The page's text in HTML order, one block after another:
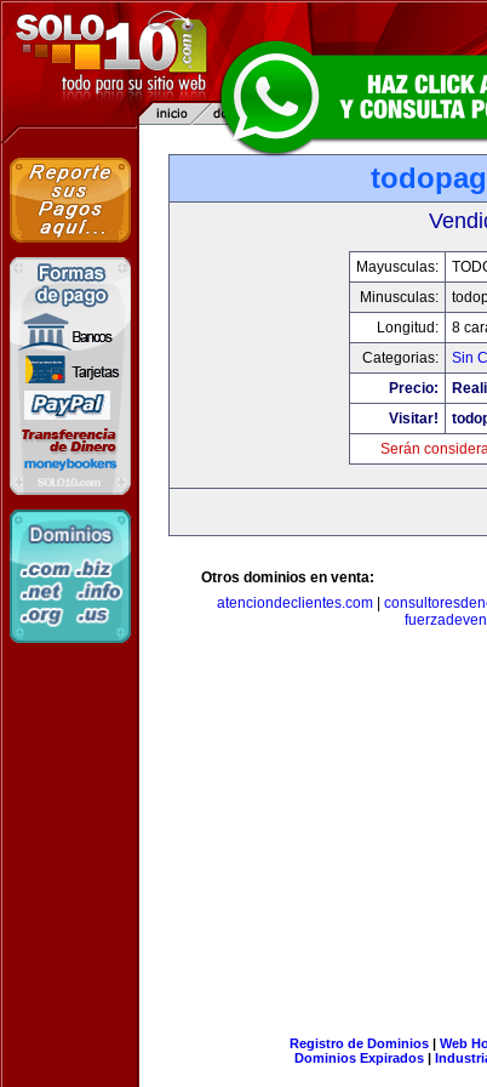
Mayusculas:
Minusculas:
Longitud:
8
Categorias:
Sin
Precio:
Visitar!
Serán
Otros dominios en venta:
atenciondeclientes.com
Registro de Dominios| Web
Dominios Expirados |